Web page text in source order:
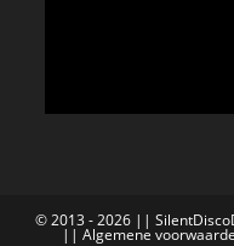
© 2013 - 2026 ||
|| Algemene